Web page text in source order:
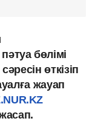
бөлімі
өткізіп
жауап